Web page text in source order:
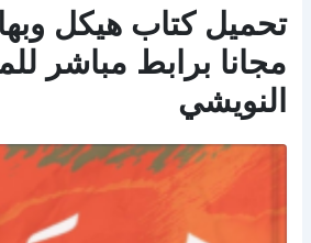
مجانا برابط مباشر
النويشي